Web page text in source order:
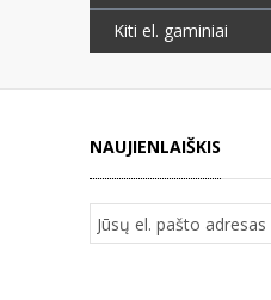
Kiti el. gaminiai
NAUJIENLAIŠKIS